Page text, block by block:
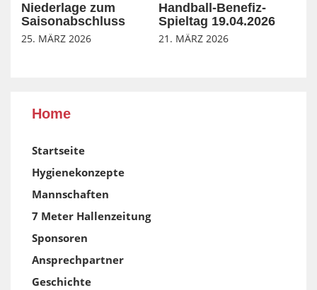
Niederlage zum
Saisonabschluss
25. MÄRZ 2026
Handball-Benefiz-
Spieltag 19.04.2026
21. MÄRZ 2026
Home
Startseite
Hygienekonzepte
Mannschaften
7 Meter Hallenzeitung
Sponsoren
Ansprechpartner
Geschichte